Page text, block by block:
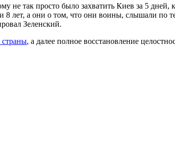
не так просто было захватить Киев за 5 дней,
8 лет, а они о том, что они воины, слышали по
Зеленский.
страны, а далее полное восстановление